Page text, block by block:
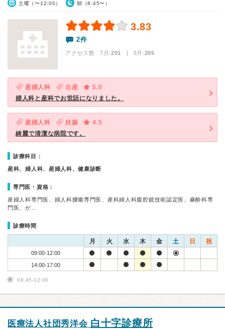
土曜（〜12:00） 朝（8:45〜）
3.83
2件
アクセス数 7月:201 | 6月:205
産婦人科 出産
5.0
婦人科と産科でお世話になりました。
産婦人科 妊娠
4.5
綺麗で清潔な病院です。
診療科目：
産科、婦人科、産婦人科、健康診断
専門医・資格：
産婦人科専門医、婦人科腫瘍専門医、産科婦人科腹腔鏡技術認定医、麻酔科専
門医、が…
診療時間
月 火 水 木 金 土 日 祝
09:00-12:00
14:00-17:00
08:45-12:00
医療法人社団秀洋会 白十字診療所